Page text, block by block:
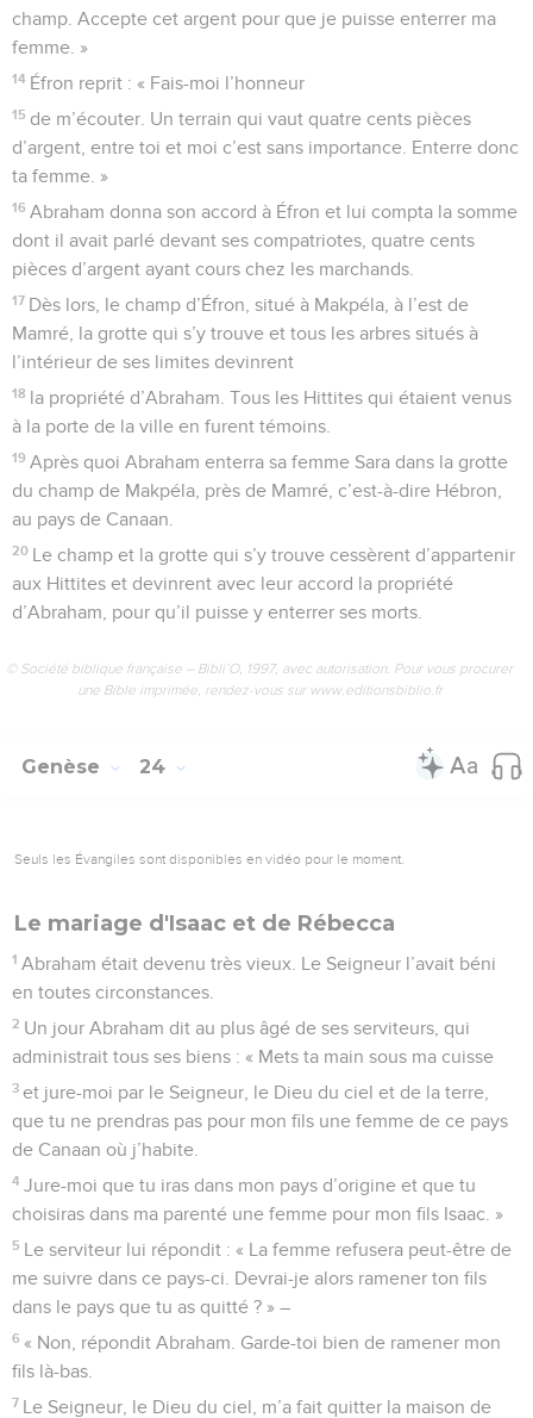
champ. Accepte cet argent pour que je puisse enterrer ma
femme. »
14 Éfron reprit : « Fais-moi l’honneur
15 de m’écouter. Un terrain qui vaut quatre cents pièces
d’argent, entre toi et moi c’est sans importance. Enterre donc
ta femme. »
16 Abraham donna son accord à Éfron et lui compta la somme
dont il avait parlé devant ses compatriotes, quatre cents
pièces d’argent ayant cours chez les marchands.
17 Dès lors, le champ d’Éfron, situé à Makpéla, à l’est de
Mamré, la grotte qui s’y trouve et tous les arbres situés à
l’intérieur de ses limites devinrent
18 la propriété d’Abraham. Tous les Hittites qui étaient venus
à la porte de la ville en furent témoins.
19 Après quoi Abraham enterra sa femme Sara dans la grotte
du champ de Makpéla, près de Mamré, c’est-à-dire Hébron,
au pays de Canaan.
20 Le champ et la grotte qui s’y trouve cessèrent d’appartenir
aux Hittites et devinrent avec leur accord la propriété
d’Abraham, pour qu’il puisse y enterrer ses morts.
© Société biblique française – Bibli’O, 1997, avec autorisation. Pour vous procurer
une Bible imprimée, rendez-vous sur www.editionsbiblio.fr
Genèse 24
Seuls les Évangiles sont disponibles en vidéo pour le moment.
Le mariage d'Isaac et de Rébecca
1 Abraham était devenu très vieux. Le Seigneur l’avait béni
en toutes circonstances.
2 Un jour Abraham dit au plus âgé de ses serviteurs, qui
administrait tous ses biens : « Mets ta main sous ma cuisse
3 et jure-moi par le Seigneur, le Dieu du ciel et de la terre,
que tu ne prendras pas pour mon fils une femme de ce pays
de Canaan où j’habite.
4 Jure-moi que tu iras dans mon pays d’origine et que tu
choisiras dans ma parenté une femme pour mon fils Isaac. »
5 Le serviteur lui répondit : « La femme refusera peut-être de
me suivre dans ce pays-ci. Devrai-je alors ramener ton fils
dans le pays que tu as quitté ? » –
6 « Non, répondit Abraham. Garde-toi bien de ramener mon
fils là-bas.
7 Le Seigneur, le Dieu du ciel, m’a fait quitter la maison de